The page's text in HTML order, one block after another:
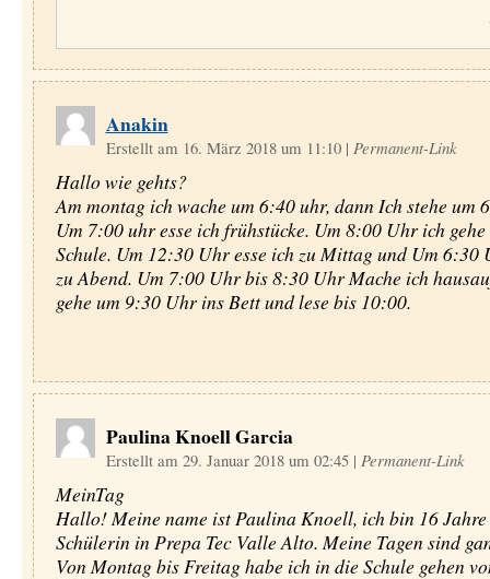
Anakin
Erstellt am 16. März 2018 um 11:10 | Permanent-Link
Hallo wie gehts?
Am montag ich wache um 6:40 uhr, dann Ich stehe um
Um 7:00 uhr esse ich frühstücke. Um 8:00 Uhr ich
Schule. Um 12:30 Uhr esse ich zu Mittag und Um 6:30
zu Abend. Um 7:00 Uhr bis 8:30 Uhr Mache ich
gehe um 9:30 Uhr ins Bett und lese bis 10:00.
Paulina Knoell Garcia
Erstellt am 29. Januar 2018 um 02:45 | Permanent-Link
MeinTag
Hallo! Meine name ist Paulina Knoell, ich bin 16
Schülerin in Prepa Tec Valle Alto. Meine Tagen sind
Von Montag bis Freitag habe ich in die Schule gehen